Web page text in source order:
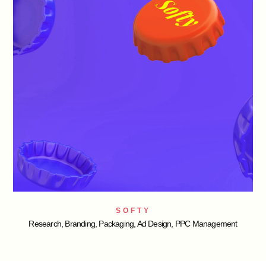
SOFTY
Research, Branding, Packaging, Ad Design, PPC Management